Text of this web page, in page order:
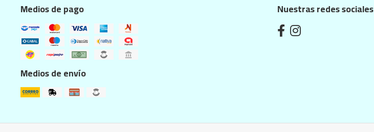
Medios de pago
Medios de envío
Nuestras redes sociales